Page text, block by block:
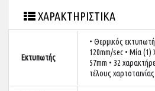
ΧΑΡΑΚΤΗΡΙΣΤΙΚΑ
Εκτυπωτής
• Θερμικός
120mm/sec • Μία (1)
57mm • 32
τέλους χαρτοταινίας